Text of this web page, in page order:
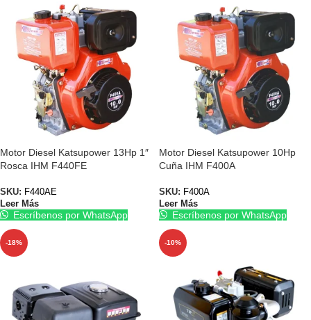
Motor Diesel Katsupower 13Hp 1″
Rosca IHM F440FE
SKU: F440AE
Leer Más
Escríbenos por WhatsApp
Motor Diesel Katsupower 10Hp
Cuña IHM F400A
SKU: F400A
Leer Más
Escríbenos por WhatsApp
-18% -10%